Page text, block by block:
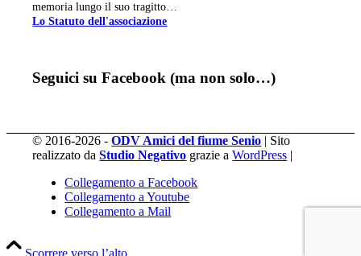
memoria lungo il suo tragitto…
Lo Statuto dell'associazione
Seguici su Facebook (ma non solo…)
© 2016-2026 -ODV Amici del fiume Senio | Sito
realizzato daStudio Negativo grazie aWordPress |
Collegamento a Facebook
Collegamento a Youtube
Collegamento a Mail
Scorrere verso l’alto